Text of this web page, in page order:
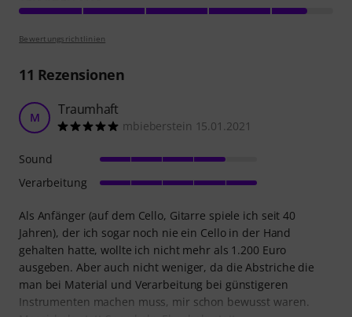
Bewertungsrichtlinien
11 Rezensionen
M Traumhaft
mbieberstein 15.01.2021
Als Anfänger (auf dem Cello, Gitarre spiele ich seit 40
Jahren), der ich sogar noch nie ein Cello in der Hand
gehalten hatte, wollte ich nicht mehr als 1.200 Euro
ausgeben. Aber auch nicht weniger, da die Abstriche die
man bei Material und Verarbeitung bei günstigeren
Instrumenten machen muss, mir schon bewusst waren.
Sound
Verarbeitung